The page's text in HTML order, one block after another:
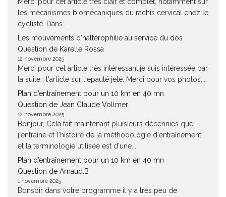
les mécanismes biomécaniques du rachis cervical chez le
cycliste. Dans...
Les mouvements d’haltérophilie au service du dos
Question de Karelle Rossa
12 novembre 2025
Merci pour cet article très intéressant.je suis intéressée par
la suite : l'article sur l'epaulé jeté. Merci pour vos photos,...
Plan d’entraînement pour un 10 km en 40 mn
Question de Jean Claude Vollmer
12 novembre 2025
Bonjour, Cela fait maintenant pluisieurs décennies que
j'entraîne et l'histoire de la méthodologie d'entraînement
et la terminologie utilisée est d'une...
Plan d’entraînement pour un 10 km en 40 mn
Question de Arnaud.B
1 novembre 2025
Bonsoir dans votre programme il y a très peu de